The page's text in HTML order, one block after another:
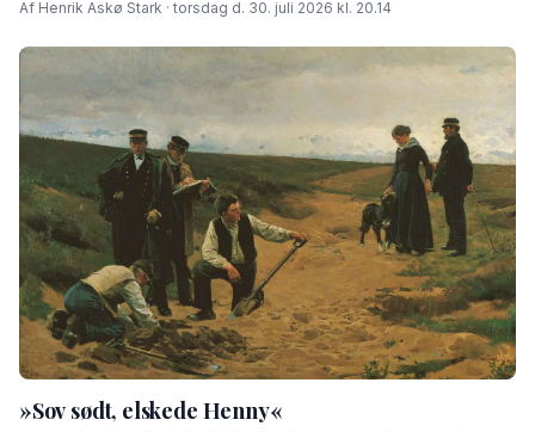
Af Henrik Askø Stark · torsdag d. 30. juli 2026 kl. 20.14
»Sov sødt, elskede Henny«